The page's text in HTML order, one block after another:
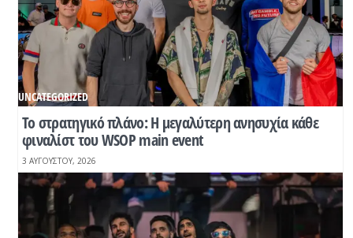
Το στρατηγικό πλάνο: Η μεγαλύτερη ανησυχία κάθε
φιναλίστ του WSOP main event
UNCATEGORIZED
3 ΑΥΓΟΎΣΤΟΥ, 2026